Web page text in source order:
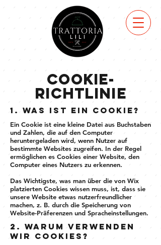
COOKIE-
RICHTLINIE
1. Was ist ein Cookie?
Ein Cookie ist eine kleine Datei aus Buchstaben
und Zahlen, die auf den Computer
heruntergeladen wird, wenn Nutzer auf
bestimmte Websites zugreifen. In der Regel
ermöglichen es Cookies einer Website, den
Computer eines Nutzers zu erkennen.
Das Wichtigste, was man über die von Wix
platzierten Cookies wissen muss, ist, dass sie
unsere Website etwas nutzerfreundlicher
machen, z. B. durch die Speicherung von
Website-Präferenzen und Spracheinstellungen.
2. Warum verwenden
wir Cookies?